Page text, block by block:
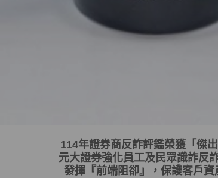
114年證券商反詐評鑑榮獲「傑
元大證券強化員工及民眾識詐反
發揮 『 前端阻卻』 ，保護客戶資